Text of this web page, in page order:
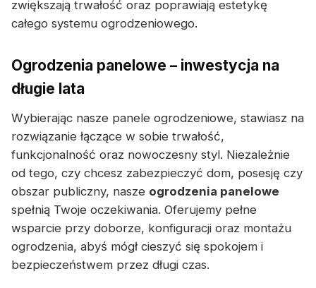
zwiększają trwałość oraz poprawiają estetykę
całego systemu ogrodzeniowego.
Ogrodzenia panelowe – inwestycja na
długie lata
Wybierając nasze panele ogrodzeniowe, stawiasz na
rozwiązanie łączące w sobie trwałość,
funkcjonalność oraz nowoczesny styl. Niezależnie
od tego, czy chcesz zabezpieczyć dom, posesję czy
obszar publiczny, nasze ogrodzenia panelowe
spełnią Twoje oczekiwania. Oferujemy pełne
wsparcie przy doborze, konfiguracji oraz montażu
ogrodzenia, abyś mógł cieszyć się spokojem i
bezpieczeństwem przez długi czas.